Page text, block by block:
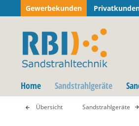
Gewerbekunden
Home Sandstrahlgeräte
Übersicht Sandstrahlgeräte